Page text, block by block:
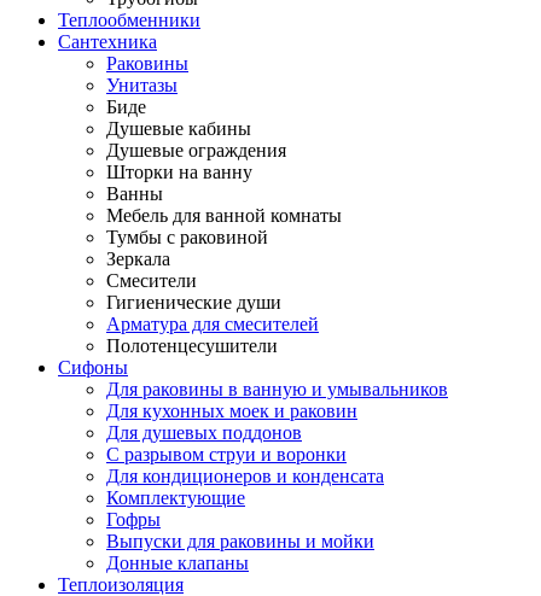
Теплообменники
Сантехника
Раковины
Унитазы
Биде
Душевые кабины
Душевые ограждения
Шторки на ванну
Ванны
Мебель для ванной комнаты
Тумбы с раковиной
Зеркала
Смесители
Гигиенические души
Арматура для смесителей
Полотенцесушители
Сифоны
Для раковины в ванную и умывальников
Для кухонных моек и раковин
Для душевых поддонов
С разрывом струи и воронки
Для кондиционеров и конденсата
Комплектующие
Гофры
Выпуски для раковины и мойки
Донные клапаны
Теплоизоляция